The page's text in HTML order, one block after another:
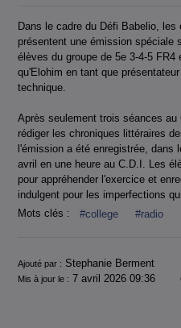
Dans le cadre du Défi Babelio,
présentent une émission spéciale
élèves du groupe de 5e 3-4-5 FR4
qu'Elohim en tant que
technique.
Après seulement trois séances au
rédiger les chroniques littéraires
l'émission a été enregistrée,
avril en une heure au C.D.I. Les
pour appréhender l'exercice et
indulgent pour les imperfections
Mots clés :
#college #radio
Informations
Ajouté par : Stephanie Berment
Mis à jour le : 7 avril 2026 09:36